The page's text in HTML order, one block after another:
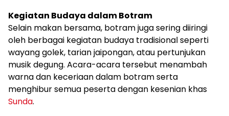
Kegiatan Budaya dalam Botram
Selain makan bersama, botram juga sering diiringi
oleh berbagai kegiatan budaya tradisional seperti
wayang golek, tarian jaipongan, atau pertunjukan
musik degung. Acara-acara tersebut menambah
warna dan keceriaan dalam botram serta
menghibur semua peserta dengan kesenian khas
Sunda.